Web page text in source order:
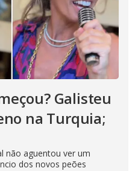
Galisteu
na Turquia;
não aguentou ver um
dos novos peões